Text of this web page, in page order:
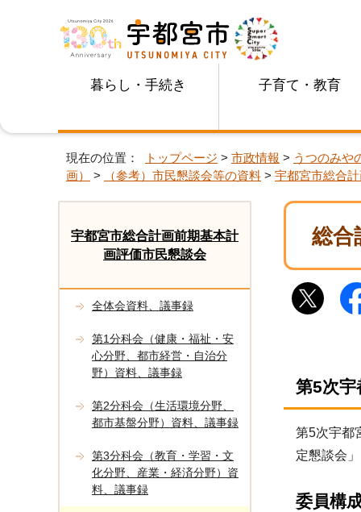
暮らし・手続き 子育て・教育
現在の位置： トップページ > 市政情報 > うつのみや
画）
> （参考）市民懇談会等の資料 > 宇都宮市総合
総合
第5次宇
第5次宇都
定懇談会
委員構
宇都宮市総合計画前期基本計
画評価市民懇談会
全体会資料、議事録
第1分科会（健康・福祉・安
心分野、都市経営・自治分
野）資料、議事録
第2分科会（生活環境分野、
都市基盤分野）資料、議事録
第3分科会（教育・学習・文
化分野、産業・経済分野）資
料、議事録